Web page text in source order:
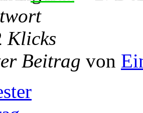
Klicks
Beitrag von